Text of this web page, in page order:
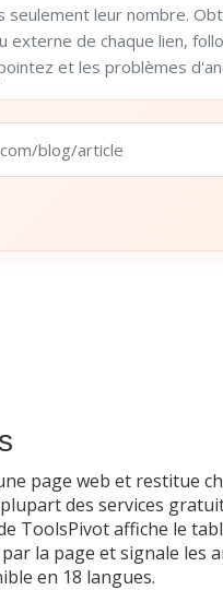
seulement leur nombre.
de chaque lien,
et les problèmes
page web et restitue
des services
ToolsPivot affiche le
la page et signale les
en 18 langues.